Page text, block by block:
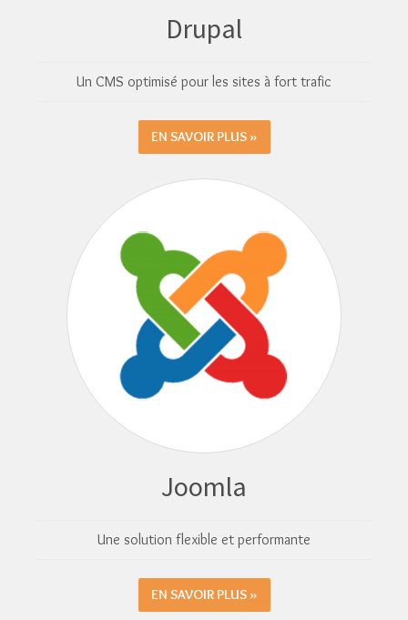
Drupal
Un CMS optimisé pour les sites à fort trafic
EN SAVOIR PLUS »
Joomla
Une solution flexible et performante
EN SAVOIR PLUS »